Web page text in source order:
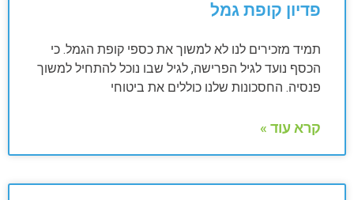
פדיון קופת גמל
תמיד מזכירים לנו לא למשוך את כספי קופת הגמל. כי
הכסף נועד לגיל הפרישה, לגיל שבו נוכל להתחיל למשוך
פנסיה. החסכונות שלנו כוללים את ביטוחי
קרא עוד »